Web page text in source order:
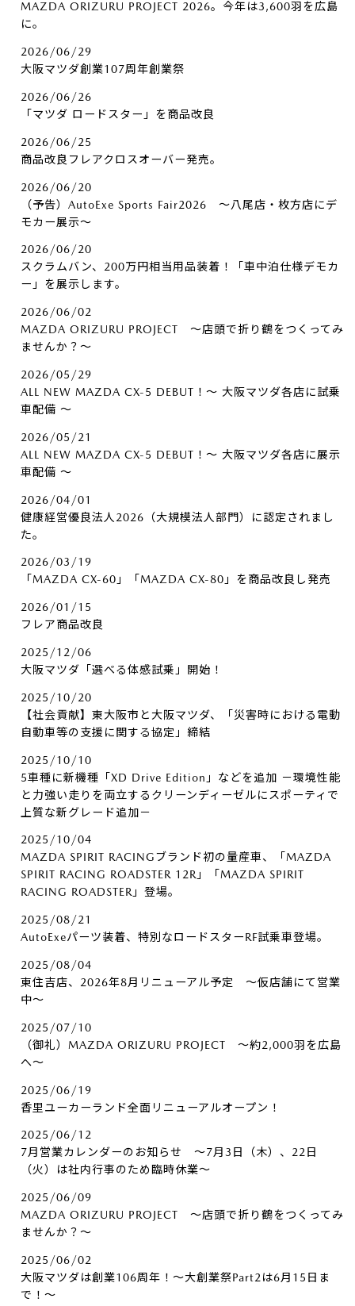
MAZDA ORIZURU PROJECT 2026。今年は3,600羽を広島
に。
2026/06/29
大阪マツダ創業107周年創業祭
2026/06/26
「マツダ ロードスター」を商品改良
2026/06/25
商品改良フレアクロスオーバー発売。
2026/06/20
（予告）AutoExe Sports Fair2026 ～八尾店・枚方店にデ
モカー展示～
2026/06/20
スクラムバン、200万円相当用品装着！「車中泊仕様デモカ
ー」を展示します。
2026/06/02
MAZDA ORIZURU PROJECT ～店頭で折り鶴をつくってみ
ませんか？～
2026/05/29
ALL NEW MAZDA CX-5 DEBUT！～ 大阪マツダ各店に試乗
車配備 ～
2026/05/21
ALL NEW MAZDA CX-5 DEBUT！～ 大阪マツダ各店に展示
車配備 ～
2026/04/01
健康経営優良法人2026（大規模法人部門）に認定されまし
た。
2026/03/19
「MAZDA CX-60」「MAZDA CX-80」を商品改良し発売
2026/01/15
フレア商品改良
2025/12/06
大阪マツダ「選べる体感試乗」開始！
2025/10/20
【社会貢献】東大阪市と大阪マツダ、「災害時における電動
自動車等の支援に関する協定」締結
2025/10/10
5車種に新機種「XD Drive Edition」などを追加 －環境性能
と力強い走りを両立するクリーンディーゼルにスポーティで
上質な新グレード追加－
2025/10/04
MAZDA SPIRIT RACINGブランド初の量産車、「MAZDA
SPIRIT RACING ROADSTER 12R」「MAZDA SPIRIT
RACING ROADSTER」登場。
2025/08/21
AutoExeパーツ装着、特別なロードスターRF試乗車登場。
2025/08/04
東住吉店、2026年8月リニューアル予定 ～仮店舗にて営業
中～
2025/07/10
（御礼）MAZDA ORIZURU PROJECT ～約2,000羽を広島
へ～
2025/06/19
香里ユーカーランド全面リニューアルオープン！
2025/06/12
7月営業カレンダーのお知らせ ～7月3日（木）、22日
（火）は社内行事のため臨時休業～
2025/06/09
MAZDA ORIZURU PROJECT ～店頭で折り鶴をつくってみ
ませんか？～
2025/06/02
大阪マツダは創業106周年！～大創業祭Part2は6月15日ま
で！～